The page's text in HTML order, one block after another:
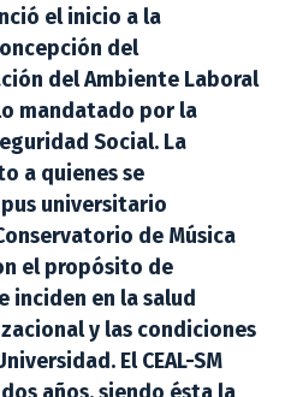
el inicio a la
del
del Ambiente Laboral
mandatado por la
Social. La
a quienes se
universitario
de Música
el propósito de
inciden en la salud
y las condiciones
El CEAL-SM